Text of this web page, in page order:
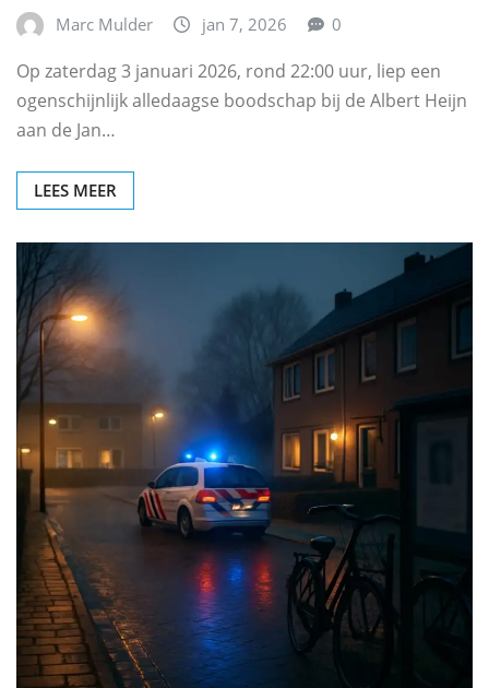
Marc Mulder jan 7, 2026 0
Op zaterdag 3 januari 2026, rond 22:00 uur, liep een
ogenschijnlijk alledaagse boodschap bij de Albert Heijn
aan de Jan…
LEES MEER